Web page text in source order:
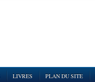
LIVRES PLAN DU SITE